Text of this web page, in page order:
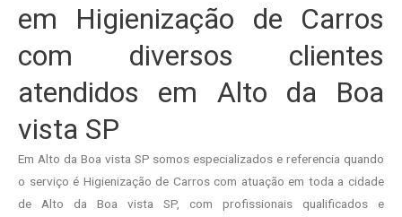
em Higienização de Carros
com diversos clientes
atendidos em Alto da Boa
vista SP
Em Alto da Boa vista SP somos especializados e referencia quando
o serviço é Higienização de Carros com atuação em toda a cidade
de Alto da Boa vista SP, com profissionais qualificados e